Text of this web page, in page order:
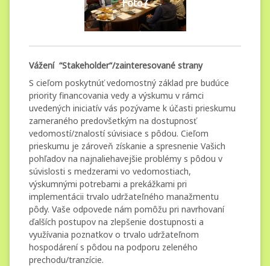
Foto7
Vážení “Stakeholder“/zainteresované strany
S cieľom poskytnúť vedomostný základ pre budúce
priority financovania vedy a výskumu v rámci
uvedených iniciatív vás pozývame k účasti prieskumu
zameraného predovšetkým na dostupnosť
vedomostí/znalostí súvisiace s pôdou. Cieľom
prieskumu je zároveň získanie a spresnenie Vašich
pohľadov na najnaliehavejšie problémy s pôdou v
súvislosti s medzerami vo vedomostiach,
výskumnými potrebami a prekážkami pri
implementácii trvalo udržateľného manažmentu
pôdy. Vaše odpovede nám pomôžu pri navrhovaní
ďalších postupov na zlepšenie dostupnosti a
využívania poznatkov o trvalo udržateľnom
hospodárení s pôdou na podporu zeleného
prechodu/tranzície.